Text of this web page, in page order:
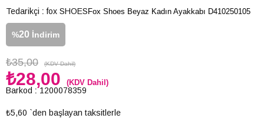
Tedarikçi : fox SHOES
%20 İndirim
₺35,00 (KDV Dahil)
₺28,00 (KDV Dahil)
Barkod : 1200078359
₺5,60 `den başlayan taksitlerle
Fox Shoes Beyaz Kadın Ayakkabı D410250105